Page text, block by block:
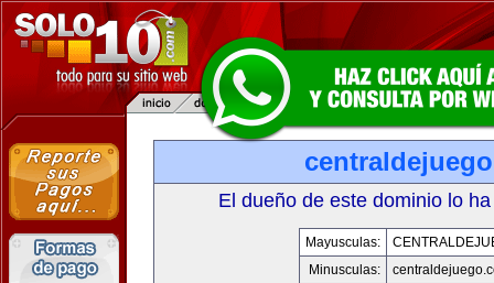
El dueño de este dominio lo
Mayusculas:
Minusculas: